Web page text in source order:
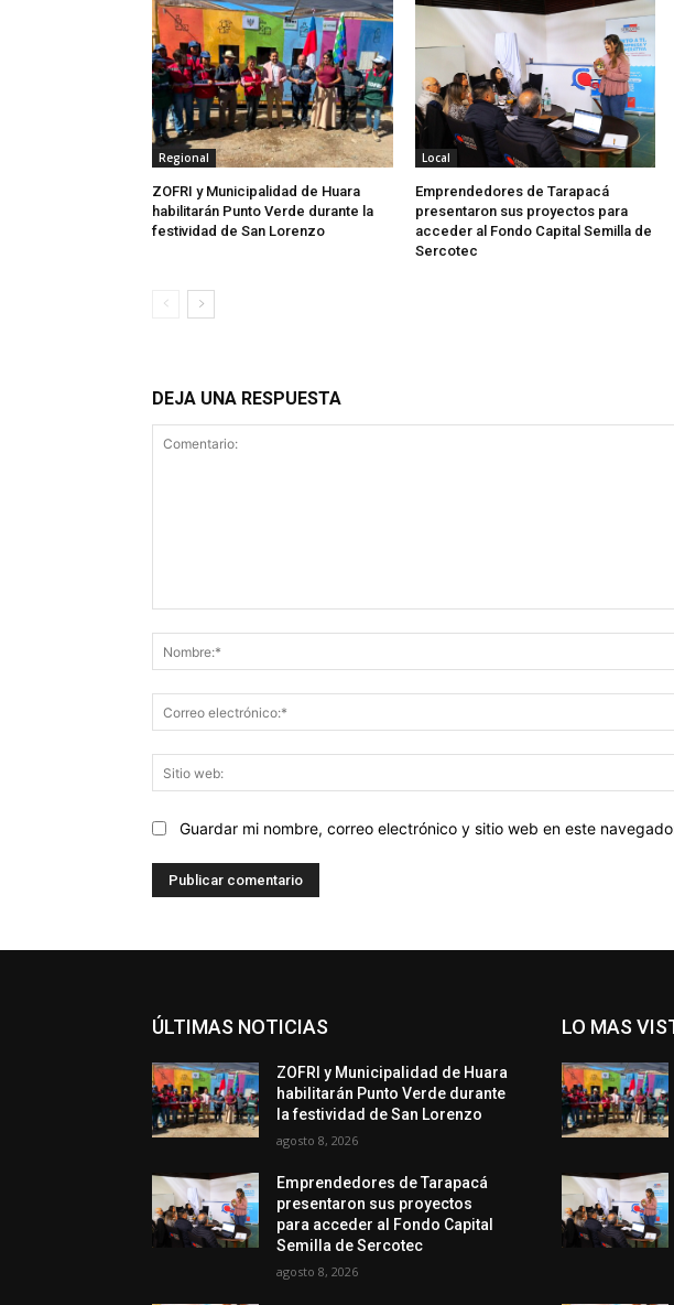
Regional
ZOFRI y Municipalidad de Huara
habilitarán Punto Verde durante la
festividad de San Lorenzo
Local
Emprendedores de Tarapacá
presentaron sus proyectos para
acceder al Fondo Capital Semilla de
Sercotec
DEJA UNA RESPUESTA
Guardar mi nombre, correo electrónico y sitio web en este
ÚLTIMAS NOTICIAS
ZOFRI y Municipalidad de Huara
habilitarán Punto Verde durante
la festividad de San Lorenzo
agosto 8, 2026
Emprendedores de Tarapacá
presentaron sus proyectos
para acceder al Fondo Capital
Semilla de Sercotec
agosto 8, 2026
LO MAS